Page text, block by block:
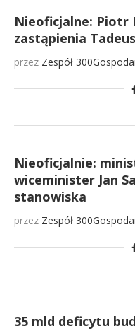
Nieoficjalne: Piotr
zastąpienia
przez Zespół
Nieoficjalnie:
wiceminister Jan
stanowiska
przez Zespół
35 mld deficytu